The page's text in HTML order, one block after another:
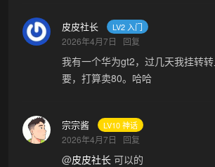
皮皮社长 LV2 入门
2026年4月7日 回复
我有一个华为gt2，过几天我挂转
要，打算卖80。哈哈
宗宗酱 LV10 神话
2026年4月7日 回复
@皮皮社长 可以的